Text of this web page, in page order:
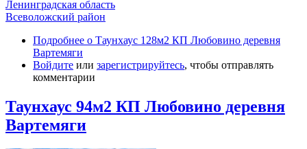
Ленинградская область
Всеволожский район
Подробнее о Таунхаус 128м2 КП Любовино деревня
Вартемяги
Войдите или зарегистрируйтесь, чтобы отправлять
комментарии
Таунхаус 94м2 КП Любовино деревня
Вартемяги